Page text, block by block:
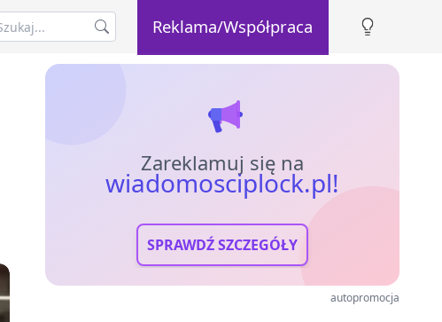
Reklama/Współpraca
Zareklamuj się na
wiadomosciplock.pl!
SPRAWDŹ SZCZEGÓŁY
autopromocja